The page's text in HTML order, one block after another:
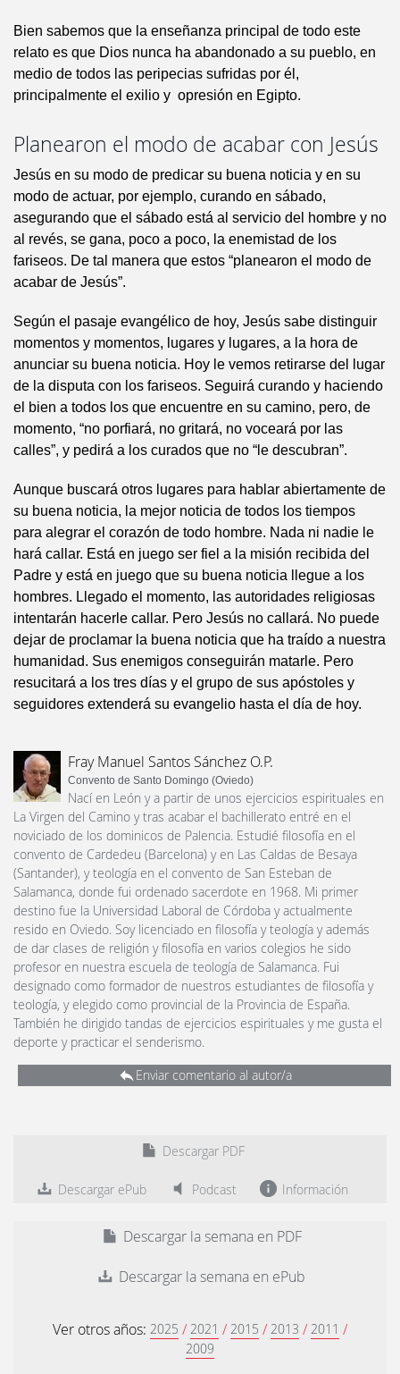
Bien sabemos que la enseñanza principal de todo este
relato es que Dios nunca ha abandonado a su pueblo, en
medio de todos las peripecias sufridas por él,
principalmente el exilio y opresión en Egipto.
Planearon el modo de acabar con Jesús
Jesús en su modo de predicar su buena noticia y en su
modo de actuar, por ejemplo, curando en sábado,
asegurando que el sábado está al servicio del hombre y no
al revés, se gana, poco a poco, la enemistad de los
fariseos. De tal manera que estos “planearon el modo de
acabar de Jesús”.
Según el pasaje evangélico de hoy, Jesús sabe distinguir
momentos y momentos, lugares y lugares, a la hora de
anunciar su buena noticia. Hoy le vemos retirarse del lugar
de la disputa con los fariseos. Seguirá curando y haciendo
el bien a todos los que encuentre en su camino, pero, de
momento, “no porfiará, no gritará, no voceará por las
calles”, y pedirá a los curados que no “le descubran”.
Aunque buscará otros lugares para hablar abiertamente de
su buena noticia, la mejor noticia de todos los tiempos
para alegrar el corazón de todo hombre. Nada ni nadie le
hará callar. Está en juego ser fiel a la misión recibida del
Padre y está en juego que su buena noticia llegue a los
hombres. Llegado el momento, las autoridades religiosas
intentarán hacerle callar. Pero Jesús no callará. No puede
dejar de proclamar la buena noticia que ha traído a nuestra
humanidad. Sus enemigos conseguirán matarle. Pero
resucitará a los tres días y el grupo de sus apóstoles y
seguidores extenderá su evangelio hasta el día de hoy.
Fray Manuel Santos Sánchez O.P.
Convento de Santo Domingo (Oviedo)
Nací en León y a partir de unos ejercicios espirituales en
La Virgen del Camino y tras acabar el bachillerato entré en el
noviciado de los dominicos de Palencia. Estudié filosofía en el
convento de Cardedeu (Barcelona) y en Las Caldas de Besaya
(Santander), y teología en el convento de San Esteban de
Salamanca, donde fui ordenado sacerdote en 1968. Mi primer
destino fue la Universidad Laboral de Córdoba y actualmente
resido en Oviedo. Soy licenciado en filosofía y teología y además
de dar clases de religión y filosofía en varios colegios he sido
profesor en nuestra escuela de teología de Salamanca. Fui
designado como formador de nuestros estudiantes de filosofía y
teología, y elegido como provincial de la Provincia de España.
También he dirigido tandas de ejercicios espirituales y me gusta el
deporte y practicar el senderismo.
Enviar comentario al autor/a
Descargar PDF
Descargar ePub Podcast Información
Descargar la semana en PDF
Descargar la semana en ePub
Ver otros años: 2025 / 2021 / 2015 / 2013 / 2011 /
2009